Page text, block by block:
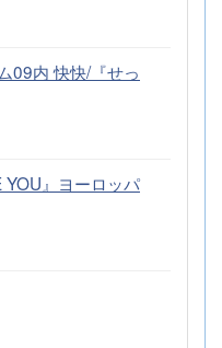
09内 快快/『せっ
』ヨーロッパ